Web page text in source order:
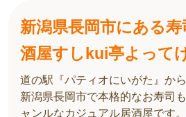
新潟県長岡市にある寿
酒屋すしkui亭よって
道の駅『パティオにいがた』か
新潟県長岡市で本格的なお寿司
ャンルなカジュアル居酒屋です